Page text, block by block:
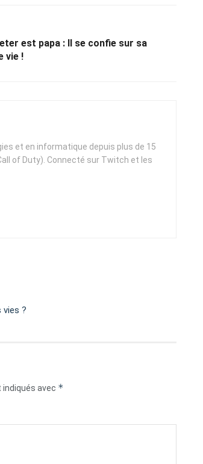
est papa : Il se confie sur sa
vie !
et en informatique depuis plus de 15
of Duty). Connecté sur Twitch et les
vies ?
avec *